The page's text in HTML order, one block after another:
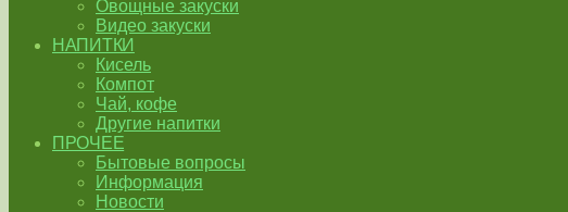
Овощные закуски
Видео закуски
НАПИТКИ
Кисель
Компот
Чай, кофе
Другие напитки
ПРОЧЕЕ
Бытовые вопросы
Информация
Новости